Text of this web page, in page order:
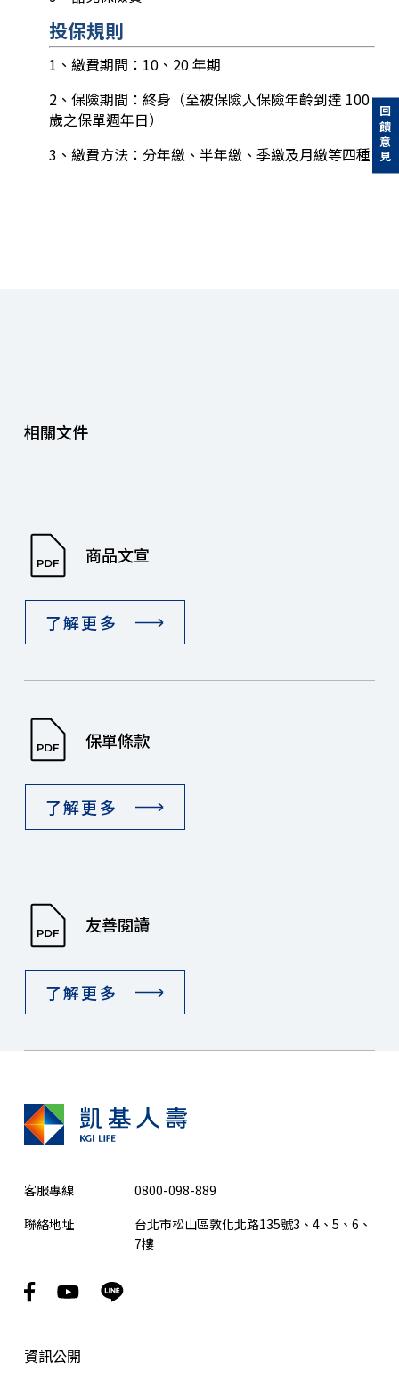
投保規則
1、繳費期間：10、20 年期
2、保險期間：終身（至被保險人保險年齡到達 100
歲之保單週年日）
3、繳費方法：分年繳、半年繳、季繳及月繳等四種
相關文件
商品文宣
了解更多
保單條款
了解更多
友善閱讀
了解更多
客服專線
0800-098-889
聯絡地址
台北市松山區敦化北路135號3、4、5、6、
7樓
資訊公開
回饋意見